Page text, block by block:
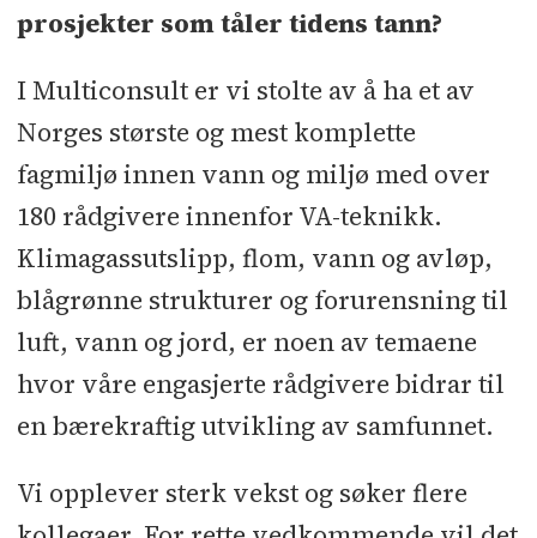
prosjekter som tåler tidens tann?
I Multiconsult er vi stolte av å ha et av
Norges største og mest komplette
fagmiljø innen vann og miljø med over
180 rådgivere innenfor VA-teknikk.
Klimagassutslipp, flom, vann og avløp,
blågrønne strukturer og forurensning til
luft, vann og jord, er noen av temaene
hvor våre engasjerte rådgivere bidrar til
en bærekraftig utvikling av samfunnet.
Vi opplever sterk vekst og søker flere